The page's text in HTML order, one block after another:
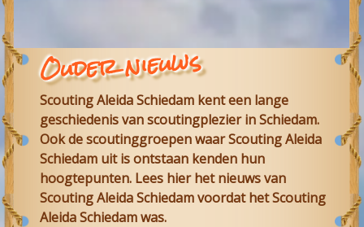
Ouder nieuws
Scouting Aleida Schiedam kent een lange
geschiedenis van scoutingplezier inSchiedam.
Ook de scoutinggroepen waarScouting Aleida
Schiedam uit is ontstaan kenden hun
hoogtepunten. Lees hier het nieuws van
Scouting AleidaSchiedamvoordat het Scouting
Aleida Schiedam was.